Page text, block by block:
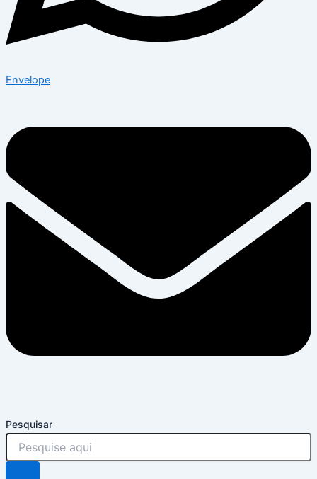
Envelope
Pesquisar